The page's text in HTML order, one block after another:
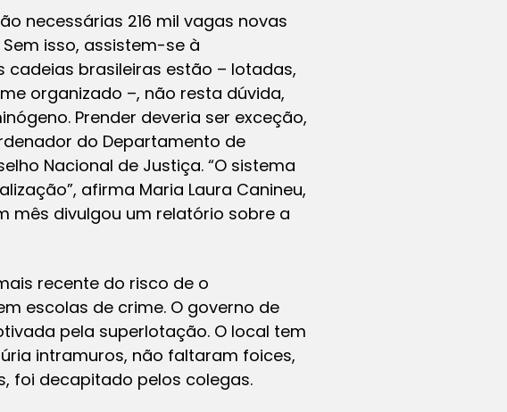
necessárias 216 mil vagas novas
isso, assistem-se à
cadeias brasileiras estão – lotadas,
organizado –, não resta dúvida,
Prender deveria ser exceção,
do Departamento de
Nacional de Justiça. “O sistema
afirma Maria Laura Canineu,
mês divulgou um relatório sobre a
recente do risco de o
escolas de crime. O governo de
pela superlotação. O local tem
intramuros, não faltaram foices,
foi decapitado pelos colegas.